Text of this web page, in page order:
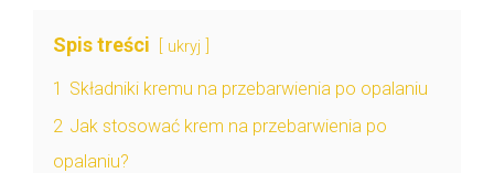
Spis treści ukryj
1 Składniki kremu na przebarwienia po opalaniu
2 Jak stosować krem na przebarwienia po
opalaniu?